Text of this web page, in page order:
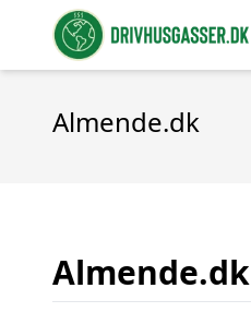
Almende.dk
Almende.dk